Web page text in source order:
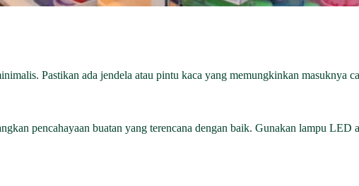
Pastikan ada jendela atau pintu kaca yang memungkinkan masuknya
pencahayaan buatan yang terencana dengan baik. Gunakan lampu LED